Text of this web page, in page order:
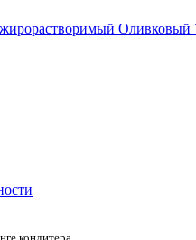
жирорастворимый